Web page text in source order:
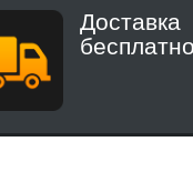
Доставка